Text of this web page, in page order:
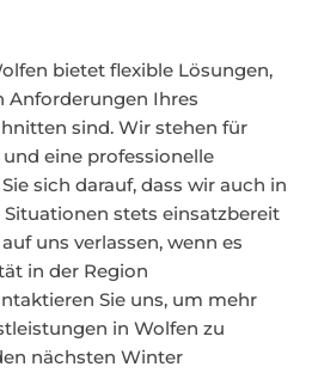
bietet flexible Lösungen,
Anforderungen Ihres
sind. Wir stehen für
eine professionelle
sich darauf, dass wir auch in
stets einsatzbereit
uns verlassen, wenn es
in der Region
Sie uns, um mehr
in Wolfen zu
nächsten Winter